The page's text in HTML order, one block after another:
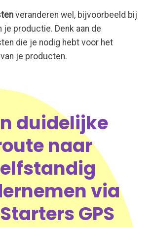
veranderen wel, bijvoorbeeld bij
je productie. Denk aan de
die je nodig hebt voor het
je producten.
duidelijke
naar
via
GPS